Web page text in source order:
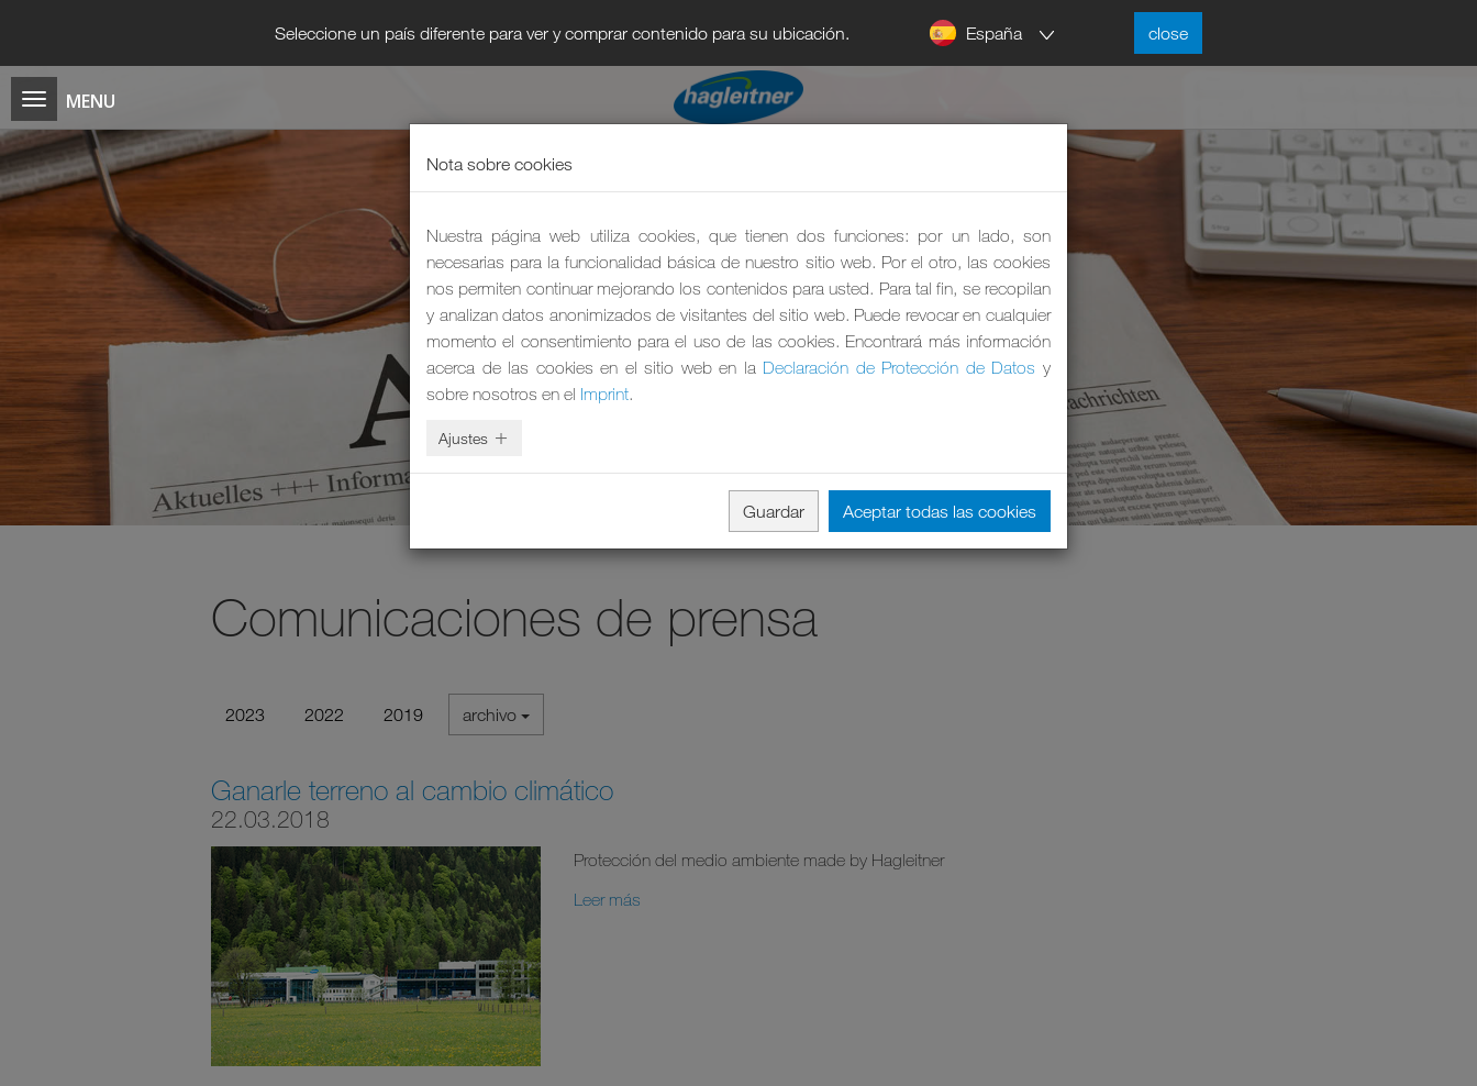
Seleccione un país diferente para ver y comprar contenido para su ubicación. España close
Comunicaciones de prensa
2023 2022 2019 archivo
Ganarle terreno al cambio climático
22.03.2018
Protección del medio ambiente made by Hagleitner
Leer más
Nota sobre cookies
Nuestra página web utiliza cookies, que tienen dos funciones: por un lado, son
necesarias para la funcionalidad básica de nuestro sitio web. Por el otro, las cookies
nos permiten continuar mejorando los contenidos para usted. Para tal fin, se recopilan
y analizan datos anonimizados de visitantes del sitio web. Puede revocar en cualquier
momento el consentimiento para el uso de las cookies. Encontrará más información
acerca de las cookies en el sitio web en la Declaración de Protección de Datos y
sobre nosotros en el Imprint.
Ajustes
Guardar Aceptar todas las cookies